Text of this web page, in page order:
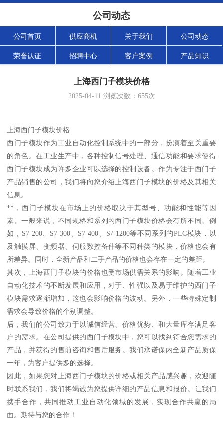
公司动态
公司首页 供应商机 关于我们 公司动态
荣誉认证 招聘中心 客户案例 产品知识
上海西门子模块价格
2025-04-11 浏览次数： 655次
上海西门子模块价格
西门子模块作为工业自动化控制系统中的一部分，扮演着至关重要
的角色。在工业生产中，各种控制信号处理、通信功能和要求使得
西门子模块成为许多企业可以选择的控制设备。作为专注于西门子
产品销售的公司，我们将向您介绍上海西门子模块的价格及其相关
信息。
**，西门子模块在市场上的价格取决于其型号、功能和性能等因
素。一般来说，不同规格和系列的西门子模块价格会有所不同。例
如，S7-200、S7-300、S7-400、S7-1200等不同系列的PLC模块，以
及触摸屏、变频器、伺服数控备件等不同种类的模块，价格也会有
所差异。同时，全新产品和二手产品的价格也会存在一定的差距。
其次，上海西门子模块的价格也受市场供需关系的影响。随着工业
自动化技术的不断发展和应用，对于、性强以及易于维护的西门子
模块需求逐渐增加，这也会影响价格的波动。另外，一些特殊定制
需求会导致价格的个别调整。
后，我们的公司致力于以诚信经营、价格优势、和大量库存满足客
户的需求。在公司提供的西门子模块中，您可以找到符合您需求的
产品，并获得的售前咨询和售后服务。我们承诺保内全新产品质保
一年，为客户提供多的选择。
因此，如果您对上海西门子模块的价格或相关产品感兴趣，欢迎随
时联系我们，我们将竭诚为您提供详细的产品信息和报价。让我们
携手合作，共同推动工业自动化领域的发展，实现合作共赢的局
面。期待与您的合作！